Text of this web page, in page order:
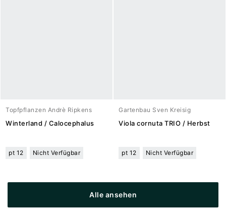
Topfpflanzen Andrè Ripkens
Winterland / Calocephalus
pt 12 Nicht Verfügbar
Gartenbau Sven Kreisig
Viola cornuta TRIO / Herbst
pt 12 Nicht Verfügbar
Alle ansehen